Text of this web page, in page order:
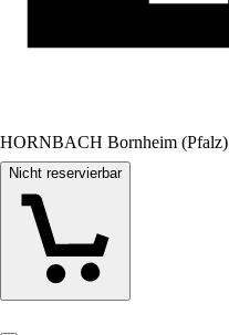
HORNBACH Bornheim (Pfalz)
Nicht reservierbar